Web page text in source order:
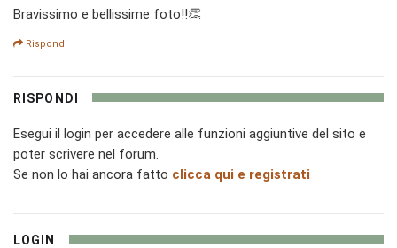
Bravissimo e bellissime foto!!👏
Rispondi
RISPONDI
Esegui il login per accedere alle funzioni aggiuntive del sito e
poter scrivere nel forum.
Se non lo hai ancora fatto clicca qui e registrati
LOGIN